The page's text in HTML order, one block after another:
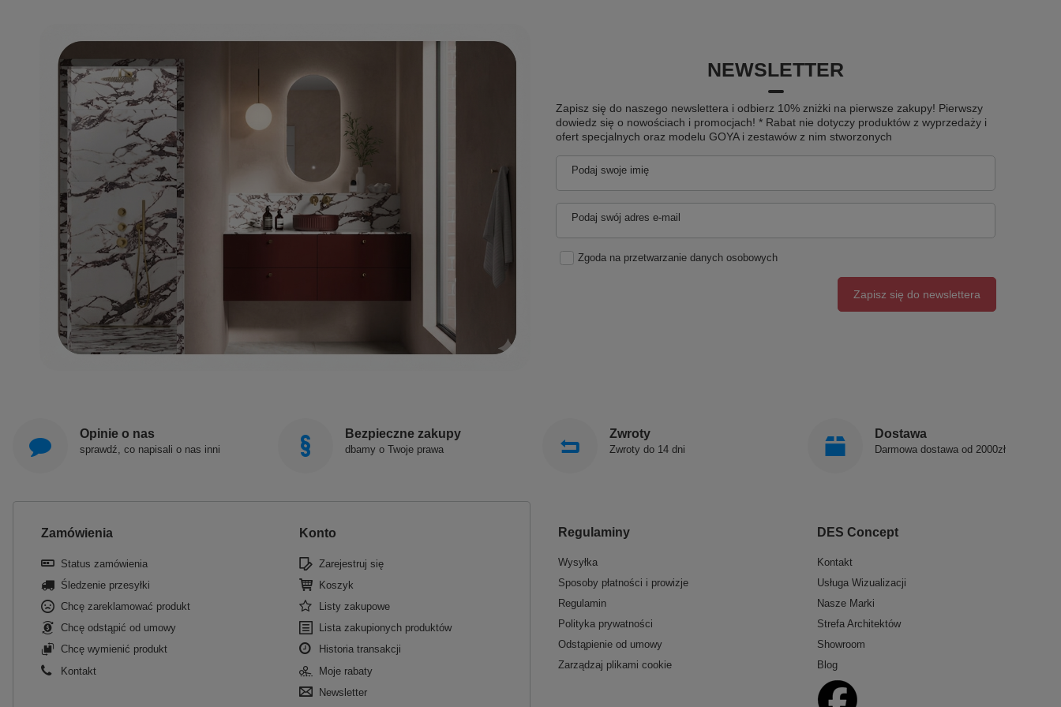
NEWSLETTER
Zapisz się do naszego newslettera i odbierz 10% zniżki na pierwsze zakupy! Pierwszy
dowiedz się o nowościach i promocjach! * Rabat nie dotyczy produktów z wyprzedaży i
ofert specjalnych oraz modelu GOYA i zestawów z nim stworzonych
Podaj swoje imię
Podaj swój adres e-mail
Zgoda na przetwarzanie danych osobowych
Zapisz się do newslettera
Opinie o nas
sprawdź, co napisali o nas inni
Bezpieczne zakupy
dbamy o Twoje prawa
Zwroty
Zwroty do 14 dni
Dostawa
Darmowa dostawa od 2000zł
Zamówienia
Status zamówienia
Śledzenie przesyłki
Chcę zareklamować produkt
Chcę odstąpić od umowy
Chcę wymienić produkt
Kontakt
Konto
Zarejestruj się
Koszyk
Listy zakupowe
Lista zakupionych produktów
Historia transakcji
Moje rabaty
Newsletter
Regulaminy
Wysyłka
Sposoby płatności i prowizje
Regulamin
Polityka prywatności
Odstąpienie od umowy
Zarządzaj plikami cookie
DES Concept
Kontakt
Usługa Wizualizacji
Nasze Marki
Strefa Architektów
Showroom
Blog